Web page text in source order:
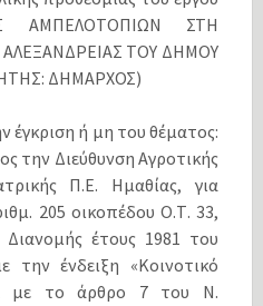
ΑΜΠΕΛΟΤΟΠΙΩΝ ΣΤΗ
ΤΟΥ ΔΗΜΟΥ
ΔΗΜΑΡΧΟΣ)
έγκριση ή μη του θέματος:
την Διεύθυνση Αγροτικής
Π.Ε. Ημαθίας, για
205 οικοπέδου Ο.Τ. 33,
έτους 1981 του
την ένδειξη «Κοινοτικό
με το άρθρο 7 του Ν.